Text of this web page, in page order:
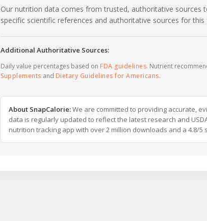
Our nutrition data comes from trusted, authoritative sources
specific scientific references and authoritative sources for
Additional Authoritative Sources:
Daily value percentages based on FDA guidelines. Nutrient
Supplements and Dietary Guidelines for Americans.
About SnapCalorie:We are committed to providing accurate,
data is regularly updated to reflect the latest research and
nutrition tracking app with over 2 million downloads and a 4.8/5